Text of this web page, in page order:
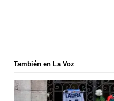
También en La Voz